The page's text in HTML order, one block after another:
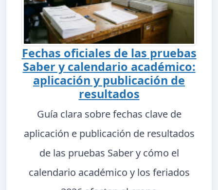
Fechas oficiales de las pruebas
Saber y calendario académico:
aplicación y publicación de
resultados
Guía clara sobre fechas clave de
aplicación e publicación de resultados
de las pruebas Saber y cómo el
calendario académico y los feriados